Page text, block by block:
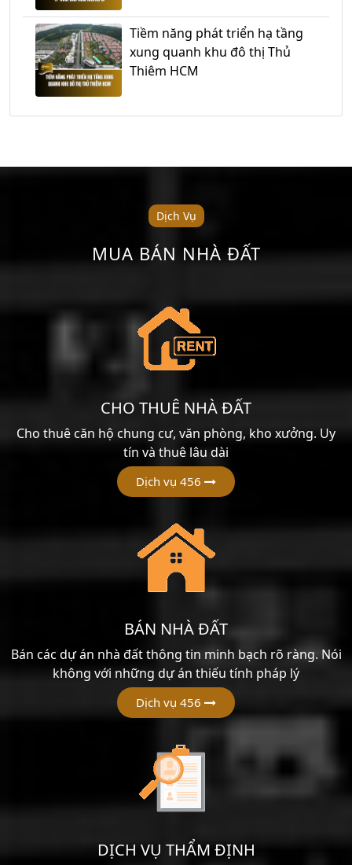
Tiềm năng phát triển hạ tầng
xung quanh khu đô thị Thủ
Thiêm HCM
Dịch Vụ
MUA BÁN NHÀ ĐẤT
CHO THUÊ NHÀ ĐẤT
Cho thuê căn hộ chung cư, văn phòng, kho xưởng. Uy
tín và thuê lâu dài
Dịch vụ 456
BÁN NHÀ ĐẤT
Bán các dự án nhà đất thông tin minh bạch rõ ràng. Nói
không với những dự án thiếu tính pháp lý
Dịch vụ 456
DỊCH VỤ THẨM ĐỊNH